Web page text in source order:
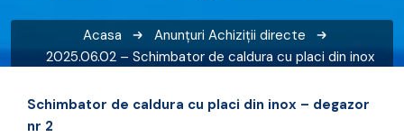
Acasa Anunțuri Achiziții directe
2025.06.02 – Schimbator de caldura cu placi din inox
Schimbator de caldura cu placi din inox – degazor
nr 2